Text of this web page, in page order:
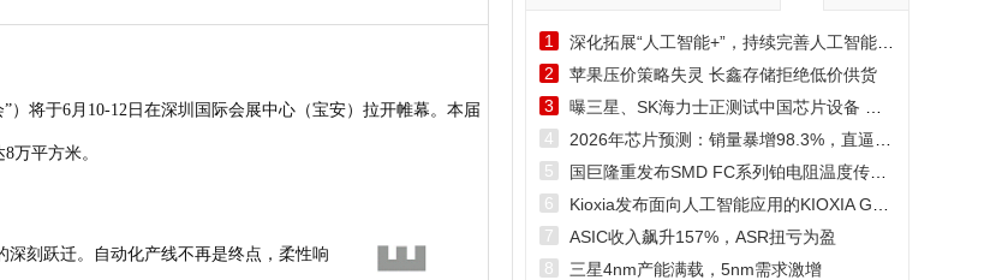
”）将于6月 10-12 日在深圳 国际会展中心（宝安）拉开帷幕。本届
8万平方米。
深刻跃迁。自动化产线不再是终点，柔性响
1
深化拓展“人工智能+”，持续完善人工智能产业生态
2
苹果压价策略失灵 长鑫存储拒绝低价供货
3
曝三星、SK海力士正测试中国芯片设备 三星否认
4
2026年芯片预测：销量暴增98.3%，直逼1.7万亿美元
5
国巨隆重发布SMD FC系列铂电阻温度传感器
6
Kioxia发布面向人工智能应用的KIOXIA GP1系列超高IOPS固态硬盘
7
ASIC收入飙升157%，ASR扭亏为盈
8
三星4nm产能满载，5nm需求激增